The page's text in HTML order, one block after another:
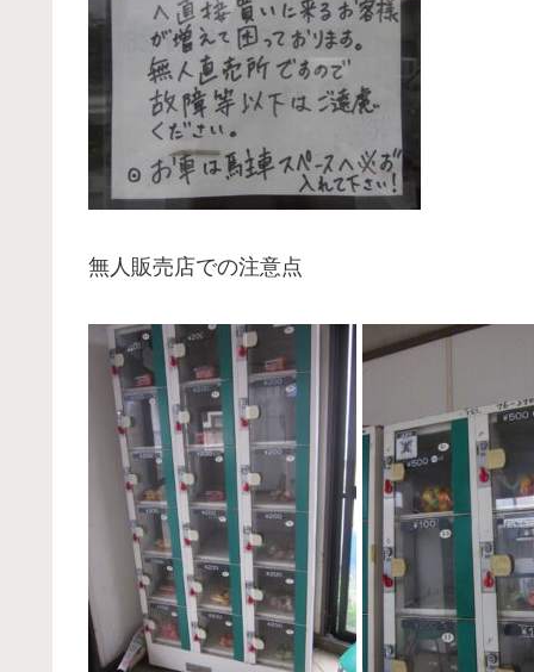
無人販売店での注意点